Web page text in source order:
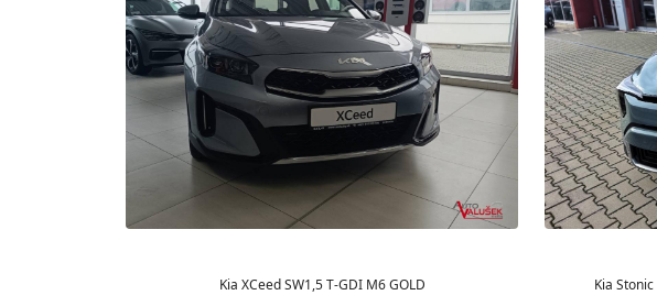
Kia XCeed SW1,5 T-GDI M6 GOLD Kia Stonic